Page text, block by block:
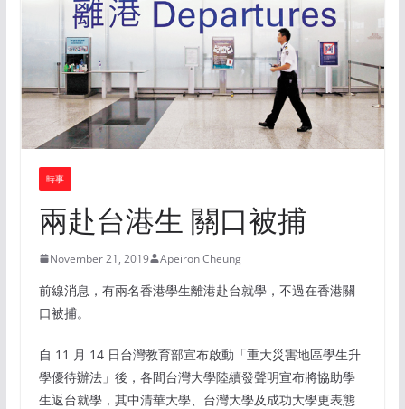
時事
兩赴台港生 關口被捕
November 21, 2019 Apeiron Cheung
前線消息，有兩名香港學生離港赴台就學，不過在香港關
口被捕。
自 11 月 14 日台灣教育部宣布啟動「重大災害地區學生升
學優待辦法」後，各間台灣大學陸續發聲明宣布將協助學
生返台就學，其中清華大學、台灣大學及成功大學更表態